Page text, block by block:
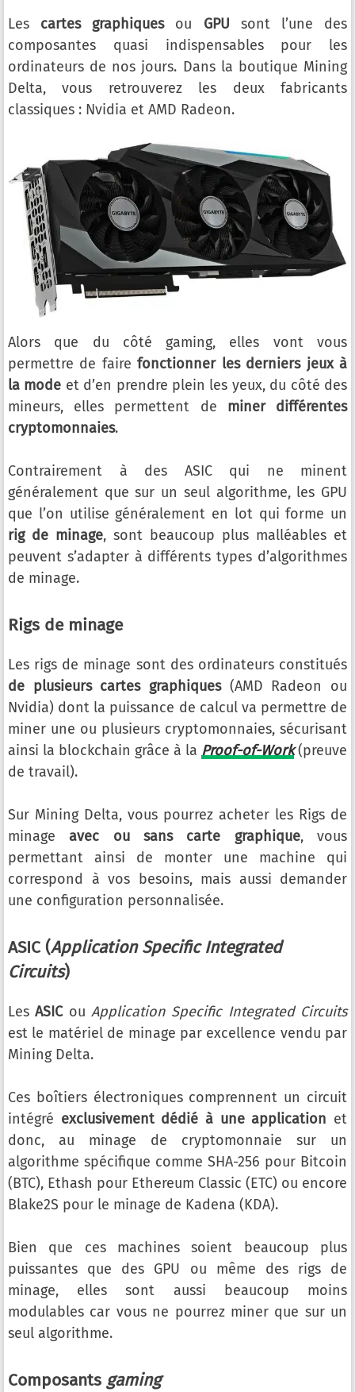
Les cartes graphiquesou GPU sont l’une des
composantes quasi indispensables pour les
ordinateurs de nos jours. Dans la boutique Mining
Delta, vous retrouverez les deux fabricants
classiques : Nvidia et AMD Radeon.
Alors que du côté gaming, elles vont vous
permettre de fairefonctionner les derniers jeux à
la mode et d’en prendre plein les yeux, du côté des
mineurs, elles permettent de miner différentes
cryptomonnaies.
Contrairement à des ASIC qui ne minent
généralement que sur un seul algorithme, les GPU
que l’on utilise généralement en lot qui forme un
rig de minage, sont beaucoup plus malléables et
peuvent s’adapter à différents types d’algorithmes
de minage.
Rigs de minage
Les rigs de minage sont des ordinateurs constitués
de plusieurs cartes graphiques(AMD Radeon ou
Nvidia) dont la puissance de calcul va permettre de
miner une ou plusieurs cryptomonnaies, sécurisant
ainsi la blockchain grâce à la Proof-of-Work(preuve
de travail).
Sur Mining Delta, vous pourrez acheter les Rigs de
minageavec ou sans carte graphique, vous
permettant ainsi de monter une machine qui
correspond à vos besoins, mais aussi demander
une configuration personnalisée.
ASIC (Application Specific Integrated
Circuits)
LesASICouApplication Specific Integrated Circuits
est le matériel de minage par excellence vendu par
Mining Delta.
Ces boîtiers électroniques comprennent un circuit
intégré exclusivement dédié à une application et
donc, au minage de cryptomonnaie sur un
algorithme spécifique comme SHA-256 pour Bitcoin
(BTC), Ethash pour Ethereum Classic (ETC) ou encore
Blake2S pour le minage de Kadena (KDA).
Bien que ces machines soient beaucoup plus
puissantes que des GPU ou même des rigs de
minage, elles sont aussi beaucoup moins
modulables car vous ne pourrez miner que sur un
seul algorithme.
Composants gaming